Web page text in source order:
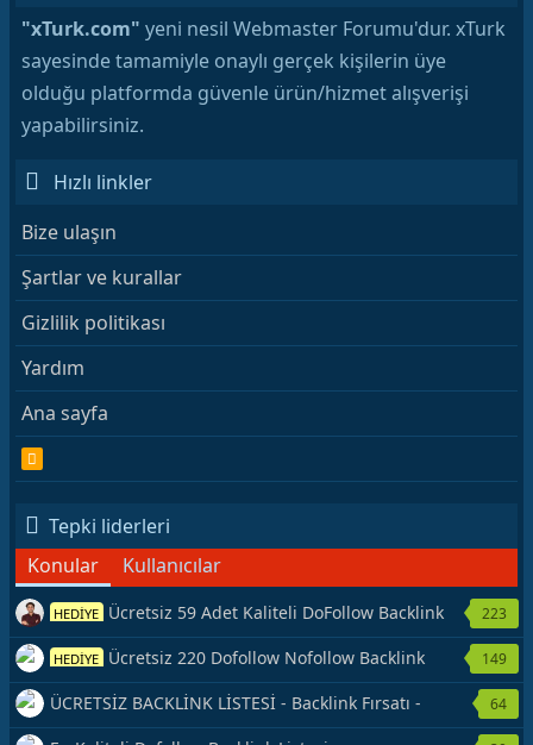
"xTurk.com" yeni nesil Webmaster Forumu'dur. xTurk
sayesinde tamamiyle onaylı gerçek kişilerin üye
olduğu platformda güvenle ürün/hizmet alışverişi
yapabilirsiniz.
Hızlı linkler
Bize ulaşın
Şartlar ve kurallar
Gizlilik politikası
Yardım
Ana sayfa
S
Tepki liderleri
Konular
Kullanıcılar
HEDİYE Ücretsiz 59 Adet Kaliteli DoFollow Backlink
Kaynağı Veriyorum.
223
HEDİYE Ücretsiz 220 Dofollow Nofollow Backlink
Veriyorum
149
ÜCRETSİZ BACKLİNK LİSTESİ - Backlink Fırsatı -
Hemen Yetiş!
64